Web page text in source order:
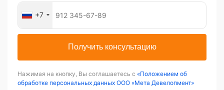
+7
Получить консультацию
Нажимая на кнопку, Вы соглашаетесь с «Положением об
обработке персональных данных ООО «Мета Девелопмент»